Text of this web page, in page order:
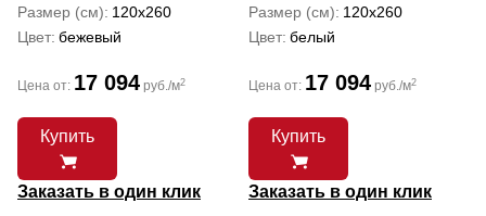
Размер (см) 120x260
Цвет бежевый
Цена от: 17 094 руб./м2
Купить
Заказать в один клик
Размер (см) 120x260
Цвет белый
Цена от: 17 094 руб./м2
Купить
Заказать в один клик